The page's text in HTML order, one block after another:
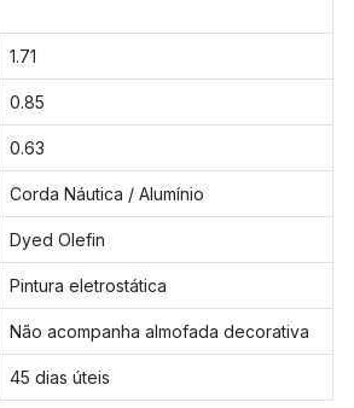
1.71
0.85
0.63
Corda Náutica / Alumínio
Dyed Olefin
Pintura eletrostática
Não acompanha almofada decorativa
45 dias úteis